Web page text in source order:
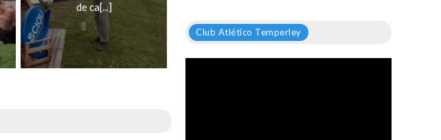
de ca[...]
Club Atlético Temperley